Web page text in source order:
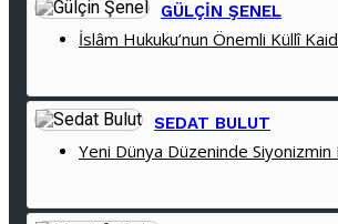
GÜLÇIN ŞENEL
İslâm Hukuku’nun Önemli Küllî
SEDAT BULUT
Yeni Dünya Düzeninde Siyonizmin